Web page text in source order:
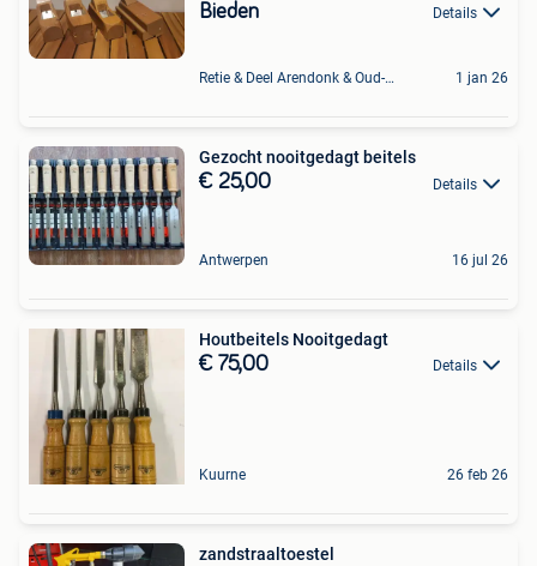
Bieden Details
Retie & Deel Arendonk & Oud-Turnhout 1 jan 26
Gezocht nooitgedagt beitels
€ 25,00 Details
Antwerpen 16 jul 26
Houtbeitels Nooitgedagt
€ 75,00 Details
Kuurne 26 feb 26
zandstraaltoestel